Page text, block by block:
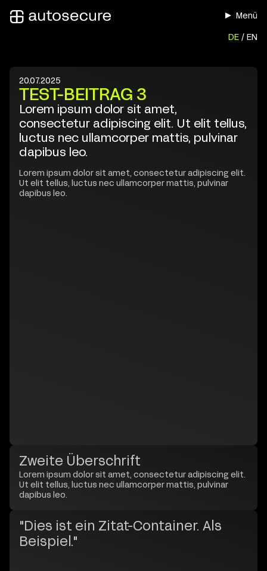
Menü
DE EN
20.07.2025
TEST-BEITRAG 3
Lorem ipsum dolor sit amet,
consectetur adipiscing elit. Ut elit tellus,
luctus nec ullamcorper mattis, pulvinar
dapibus leo.
Lorem ipsum dolor sit amet, consectetur adipiscing elit.
Ut elit tellus, luctus nec ullamcorper mattis, pulvinar
dapibus leo.
Zweite Überschrift
Lorem ipsum dolor sit amet, consectetur adipiscing elit.
Ut elit tellus, luctus nec ullamcorper mattis, pulvinar
dapibus leo.
"Dies ist ein Zitat-Container. Als
Beispiel."